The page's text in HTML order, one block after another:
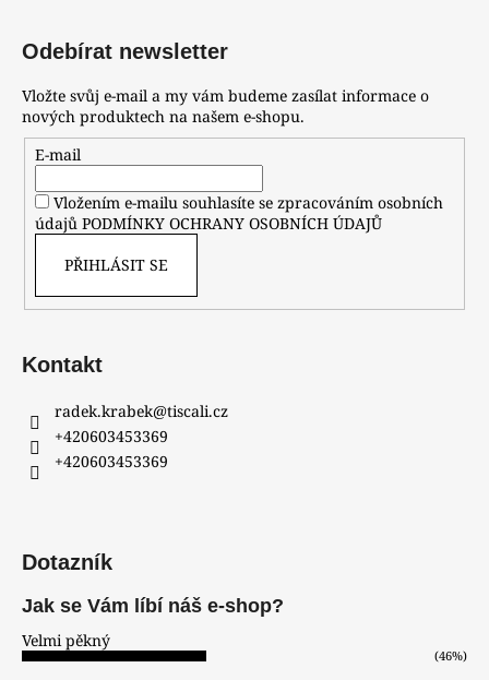
Odebírat newsletter
Vložte svůj e-mail a my vám budeme zasílat informace o
nových produktech na našem e-shopu.
E-mail
Vložením e-mailu souhlasíte se zpracováním osobních
údajů PODMÍNKY OCHRANY OSOBNÍCH ÚDAJŮ
PŘIHLÁSIT SE
Kontakt
radek.krabek@tiscali.cz
+420603453369
+420603453369
Dotazník
Jak se Vám líbí náš e-shop?
Velmi pěkný
(46%)